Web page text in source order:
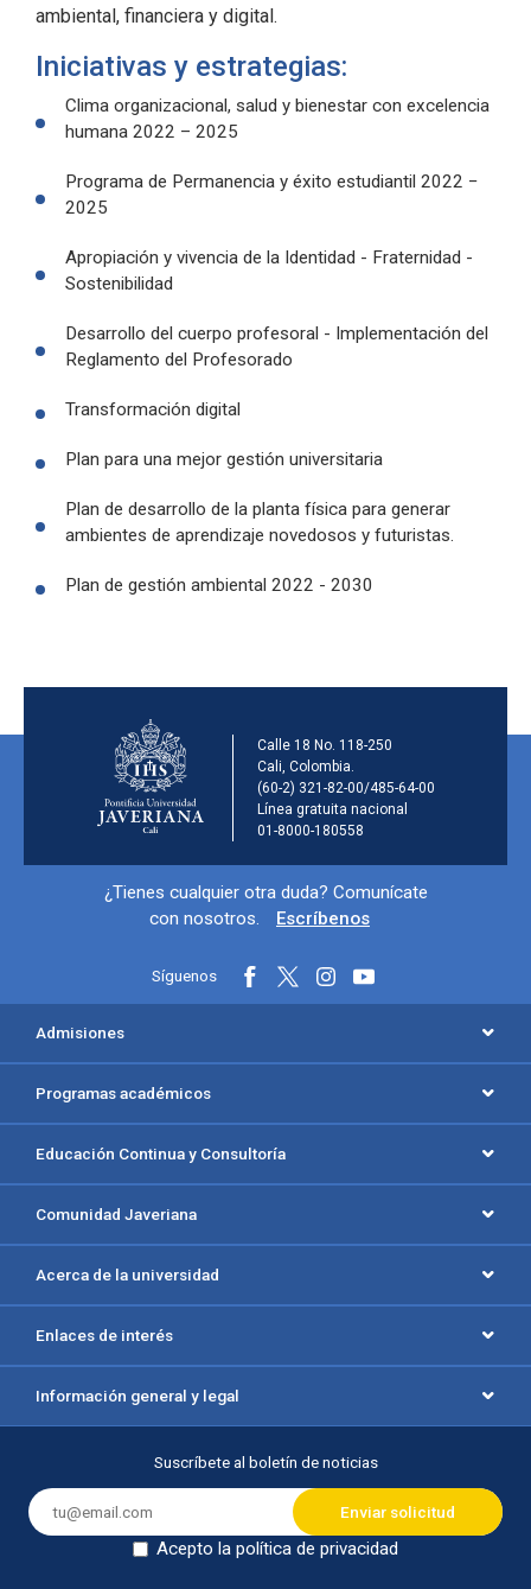
ambiental, financiera y digital.
Iniciativas y estrategias:
Clima organizacional, salud y bienestar con excelencia
humana 2022 – 2025
Programa de Permanencia y éxito estudiantil 2022 −
2025
Apropiación y vivencia de la Identidad - Fraternidad -
Sostenibilidad
Desarrollo del cuerpo profesoral - Implementación del
Reglamento del Profesorado
Transformación digital
Plan para una mejor gestión universitaria
Plan de desarrollo de la planta física para generar
ambientes de aprendizaje novedosos y futuristas.
Plan de gestión ambiental 2022 - 2030
Información de la
Calle 18 No. 118-250
Cali, Colombia.
(60-2) 321-82-00/485-64-00
Línea gratuita nacional
01-8000-180558
Información y redes sociales
¿Tienes cualquier otra duda? Comunícate
con nosotros.
Escríbenos
Síguenos
Menú principal del footer
Admisiones
Programas académicos
Educación Continua y Consultoría
Comunidad Javeriana
Acerca de la universidad
Enlaces de interés
Información general y legal
Suscríbete al boletín de noticias
Acepto la política de privacidad